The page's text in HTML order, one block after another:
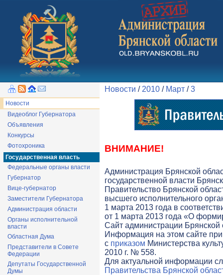
Новости
Видеоблог Губернатора
Объявления
Конкурсы
Фотохроника
Государственная власть
Федеральные органы власти
Губернатор
Вице-губернатор
Заместители Губернатора
Администрация области
Органы исполнительной
власти
Областная Дума
Представители в Совете
Федерации
Депутаты Государственной
Думы
Новости / 2010 / Март /3
ВНИМАНИЕ!
Администрация Брянской
государственной власти
Правительство Брянской
высшего исполнительного
1 марта 2013 года в
от 1 марта 2013 года «О
Cайт администрации Брянской
Информация на этом сайте
с приказом Министерства
2010 г. № 558.
Для актуальной информации
Правительства Брянской